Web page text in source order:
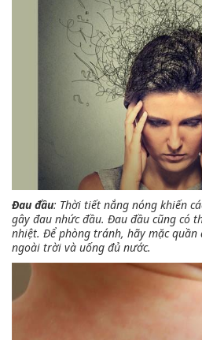
Đau đầu: Thời tiết nắng nóng khiến
gây đau nhức đầu. Đau đầu cũng có
nhiệt. Để phòng tránh, hãy mặc
ngoài trời và uống đủ nước.